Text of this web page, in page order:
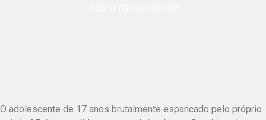
O adolescente de 17 anos brutalmente espancado pelo próprio